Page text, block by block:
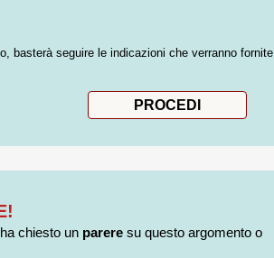
basterà seguire le indicazioni che verranno fornite
chiesto un pareresu questo argomento o